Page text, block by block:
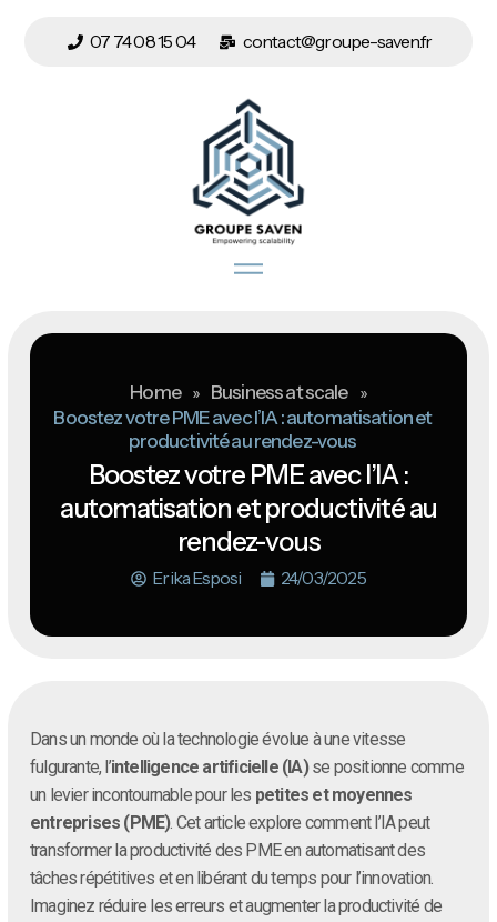
07 74 08 15 04 contact@groupe-saven.fr
Home » Business at scale »
Boostez votre PME avec l’IA : automatisation et
productivité au rendez-vous
Boostez votre PME avec l’IA :
automatisation et productivité au
rendez-vous
Erika Esposi 24/03/2025
Dans un monde où la technologie évolue à une vitesse
fulgurante, l’intelligence artificielle (IA)se positionne comme
un levier incontournable pour les petites et moyennes
entreprises (PME). Cet article explore comment l’IA peut
transformer la productivité des PME en automatisant des
tâches répétitives et en libérant du temps pour l’innovation.
Imaginez réduire les erreurs et augmenter la productivité de